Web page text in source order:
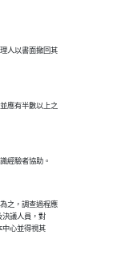
人以書面撤回其
應有半數以上之
之，調查過程應
決議人員，對
中心並得視其